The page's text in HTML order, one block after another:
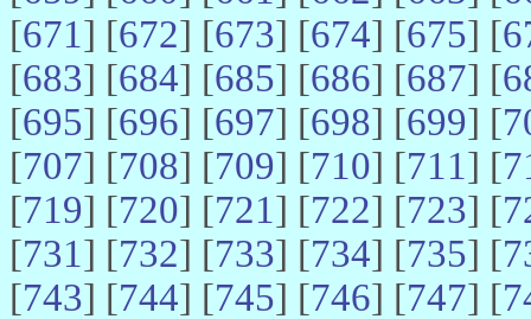
[671] [672] [673] [674] [675] [
[683] [684] [685] [686] [687] [
[695] [696] [697] [698] [699] [
[707] [708] [709] [710] [711] [
[719] [720] [721] [722] [723] [
[731] [732] [733] [734] [735] [
[743] [744] [745] [746] [747] [